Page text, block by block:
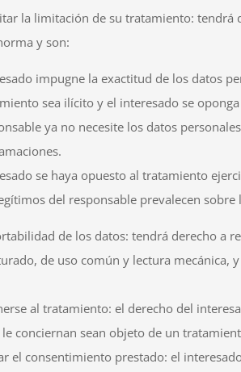
la limitación de su tratamiento:
y son:
impugne la exactitud de los datos
sea ilícito y el interesado se
ya no necesite los datos
se haya opuesto al tratamiento
del responsable prevalecen sobre
de los datos: tendrá derecho a
de uso común y lectura mecánica,
al tratamiento: el derecho del
conciernan sean objeto de un
el consentimiento prestado: el